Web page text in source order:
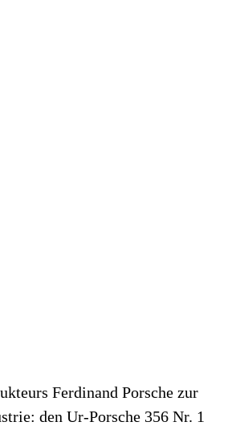
Ferdinand Porsche zur
den Ur-Porsche 356 Nr. 1